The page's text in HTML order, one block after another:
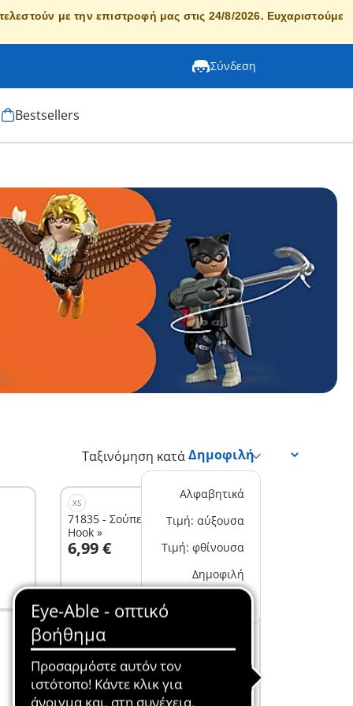
με την επιστροφή μας στις 24/8/2026. Ευχαριστούμε
Σύνδεση
Bestsellers
Ταξινόμηση κατά
Αλφαβητικά
Τιμή: αύξουσα
Τιμή: φθίνουσα
Δημοφιλή
XS
71835 - Σούπερ Ήρωες « Silver
Hook »
6,99 €Στο καλάθι
71833 - Σούπερ Ήρωες: Επίθεση με
drone στον κακό Νίντζα
29,99 €
Στο καλάθι